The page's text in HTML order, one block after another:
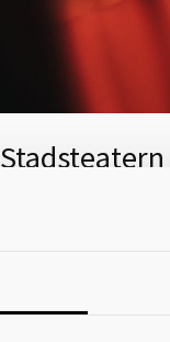
Stadsteatern
503 platser varav 4